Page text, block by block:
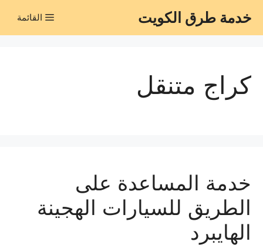
إلى
المحتوى
خدمة طرق الكويت القائمة
كراج متنقل
خدمة المساعدة على
الطريق للسيارات الهجينة
الهايبرد